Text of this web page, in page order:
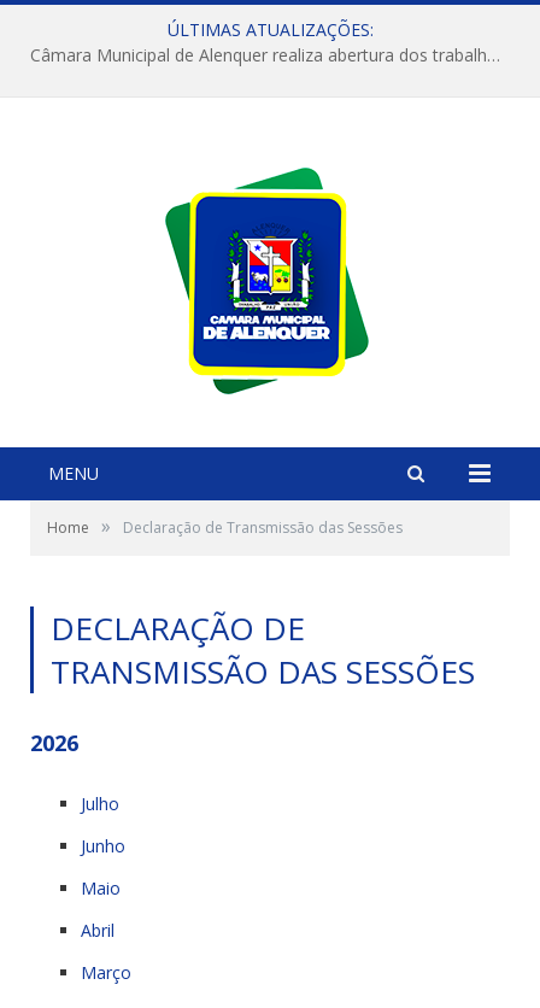
ÚLTIMAS ATUALIZAÇÕES:
Câmara Municipal de Alenquer realiza abertura dos trabalhos do 4º Período Legislativo
MENU
Home » Declaração de Transmissão das Sessões
DECLARAÇÃO DE
TRANSMISSÃO DAS SESSÕES
2026
Julho
Junho
Maio
Abril
Março